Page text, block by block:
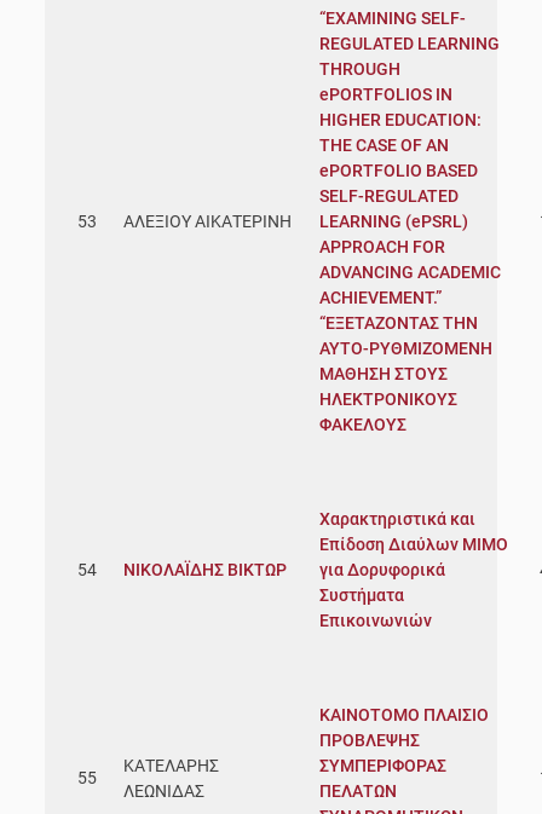
53 ΑΛΕΞΙΟΥ ΑΙΚΑΤΕΡΙΝΗ
“EXAMINING SELF-
REGULATED LEARNING
THROUGH
ePORTFOLIOS IN
HIGHER EDUCATION:
THE CASE OF AN
ePORTFOLIO BASED
SELF-REGULATED
LEARNING (ePSRL)
APPROACH FOR
ADVANCING ACADEMIC
ACHIEVEMENT.”
“ΕΞΕΤΑΖΟΝΤΑΣ ΤΗΝ
ΑΥΤΟ-ΡΥΘΜΙΖΟΜΕΝΗ
ΜΑΘΗΣΗ ΣΤΟΥΣ
ΗΛΕΚΤΡΟΝΙΚΟΥΣ
ΦΑΚΕΛΟΥΣ
54 ΝΙΚΟΛΑΪΔΗΣ ΒΙΚΤΩΡ
Χαρακτηριστικά και
Επίδοση Διαύλων ΜΙΜΟ
για Δορυφορικά
Συστήματα
Επικοινωνιών
55
ΚΑΤΕΛΑΡΗΣ
ΛΕΩΝΙΔΑΣ
ΚΑΙΝΟΤΟΜΟ ΠΛΑΙΣΙΟ
ΠΡΟΒΛΕΨΗΣ
ΣΥΜΠΕΡΙΦΟΡΑΣ
ΠΕΛΑΤΩΝ